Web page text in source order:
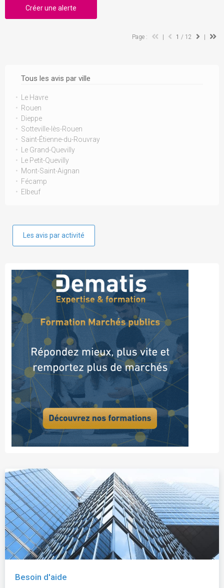
Tous les avis par ville
Le Havre
Rouen
Dieppe
Sotteville-lès-Rouen
Saint-Étienne-du-Rouvray
Le Grand-Quevilly
Le Petit-Quevilly
Mont-Saint-Aignan
Fécamp
Elbeuf
Les avis par activité
Créer une alerte
Page : 1 / 12
Besoin d'aide